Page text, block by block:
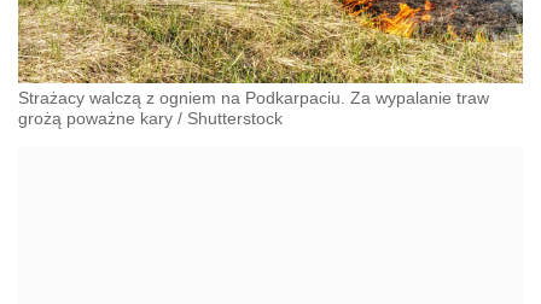
Strażacy walczą z ogniem na Podkarpaciu. Za wypalanie traw
grożą poważne kary / Shutterstock